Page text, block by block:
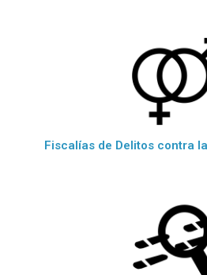
Fiscalías de Delitos contra